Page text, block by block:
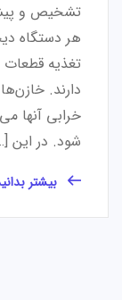
تشخیص و
هر دستگاه
تغذیه
دارند.
خرابی آنها
شود. در این
بیشتر